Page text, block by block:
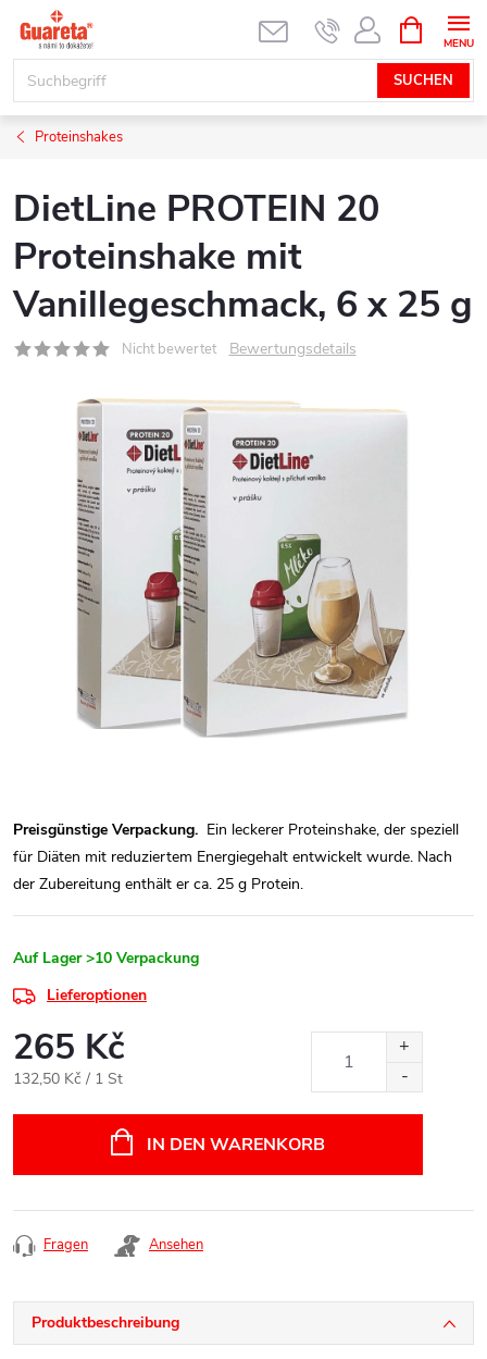
Inhalt
springen
SUCHEN
Proteinshakes
DietLine PROTEIN 20
Proteinshake mit
Vanillegeschmack, 6 x 25 g
Nicht bewertet Bewertungsdetails
Preisgünstige Verpackung. Ein leckerer Proteinshake, der speziell
für Diäten mit reduziertem Energiegehalt entwickelt wurde. Nach
der Zubereitung enthält er ca. 25 g Protein.
Auf Lager >10 Verpackung
Lieferoptionen
265 Kč
Verkaufspreis:
132,50 Kč / 1 St
IN DEN WARENKORB
Fragen Ansehen
Produktbeschreibung